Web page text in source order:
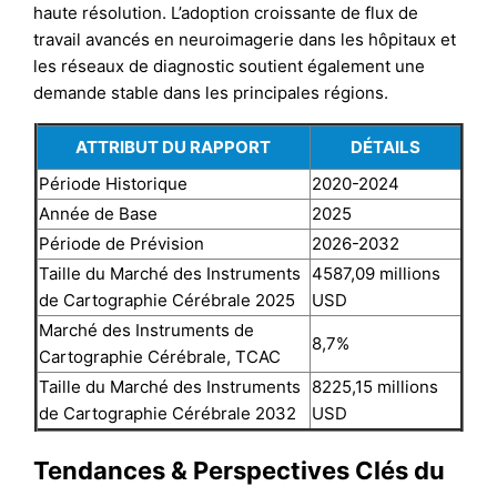
haute résolution. L’adoption croissante de flux de
travail avancés en neuroimagerie dans les hôpitaux et
les réseaux de diagnostic soutient également une
demande stable dans les principales régions.
ATTRIBUT DU RAPPORT
DÉTAILS
Période Historique
2020-2024
Année de Base
2025
Période de Prévision
2026-2032
Taille du Marché des Instruments
de Cartographie Cérébrale 2025
4587,09 millions
USD
Marché des Instruments de
Cartographie Cérébrale, TCAC
8,7%
Taille du Marché des Instruments
de Cartographie Cérébrale 2032
8225,15 millions
USD
Tendances & Perspectives Clés du